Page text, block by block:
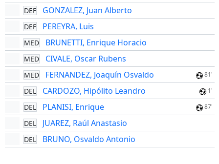
DEF GONZALEZ, Juan Alberto
DEF PEREYRA, Luis
MED BRUNETTI, Enrique Horacio
MED CIVALE, Oscar Rubens
MED FERNANDEZ, Joaquín Osvaldo 81'
DEL CARDOZO, Hipólito Leandro 1'
DEL PLANISI, Enrique 87'
DEL JUAREZ, Raúl Anastasio
DEL BRUNO, Osvaldo Antonio